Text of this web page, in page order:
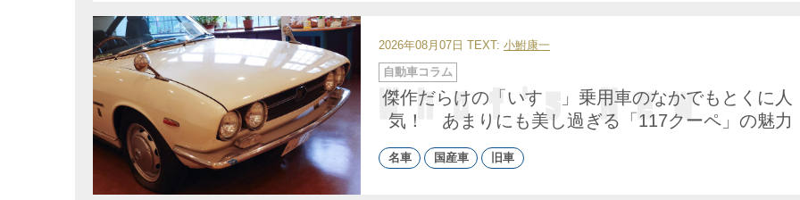
2026年08月07日 TEXT: 小鮒康一
傑作だらけの「いすゞ」乗用車のなかでもとくに人
気！ あまりにも美し過ぎる「117クーペ」の魅力
カ
テ
ゴ
リ
ー
自動車コラム
名車 国産車 旧車